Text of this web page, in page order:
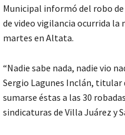
Municipal informó del robo
de video vigilancia ocurrida la
martes en Altata.
“Nadie sabe nada, nadie vio
Sergio Lagunes Inclán, titular
sumarse éstas a las 30
sindicaturas de Villa Juárez y